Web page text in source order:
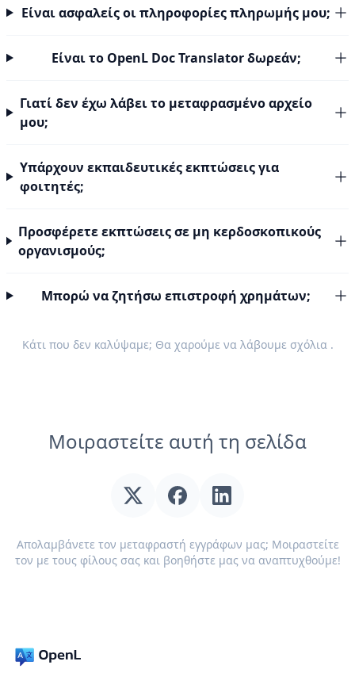
Είναι ασφαλείς οι πληροφορίες πληρωμής μου;
Είναι το OpenL Doc Translator δωρεάν;
Γιατί δεν έχω λάβει το μεταφρασμένο αρχείο
μου;
Υπάρχουν εκπαιδευτικές εκπτώσεις για
φοιτητές;
Προσφέρετε εκπτώσεις σε μη κερδοσκοπικούς
οργανισμούς;
Μπορώ να ζητήσω επιστροφή χρημάτων;
Κάτι που δεν καλύψαμε; Θα χαρούμε να λάβουμε σχόλια.
Μοιραστείτε αυτή τη σελίδα
Απολαμβάνετε τον μεταφραστή εγγράφων μας; Μοιραστείτε
τον με τους φίλους σας και βοηθήστε μας να αναπτυχθούμε!